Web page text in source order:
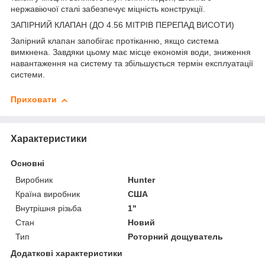
нержавіючої сталі забезпечує міцність конструкції.
ЗАПІРНИЙ КЛАПАН (ДО 4.56 МІТРІВ ПЕРЕПАД ВИСОТИ)
Запірний клапан запобігає протіканню, якщо система
вимкнена. Завдяки цьому має місце економія води, зниження
навантаження на систему та збільшується термін експлуатації
системи.
Приховати
Характеристики
Основні
Виробник
Hunter
Країна виробник
США
Внутрішня різьба
1"
Стан
Новий
Тип
Роторний дощуватель
Додаткові характеристики